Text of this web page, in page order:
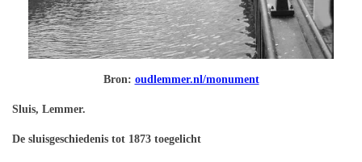
Bron: oudlemmer.nl/monument
Sluis, Lemmer.
De sluisgeschiedenis tot 1873 toegelicht